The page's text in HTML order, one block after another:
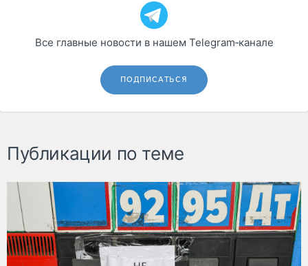
Все главные новости в нашем Telegram‑канале
ПОДПИСАТЬСЯ
Публикации по теме